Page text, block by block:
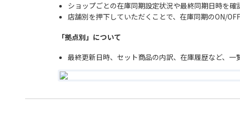
ショップごとの在庫同期設定状況や最終同期日時を確
店舗別を押下していただくことで、在庫同期のON/
「拠点別」について
最終更新日時、セット商品の内訳、在庫履歴など、一